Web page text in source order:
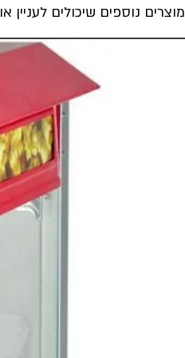
מוצרים נוספים שיכולים לעניין